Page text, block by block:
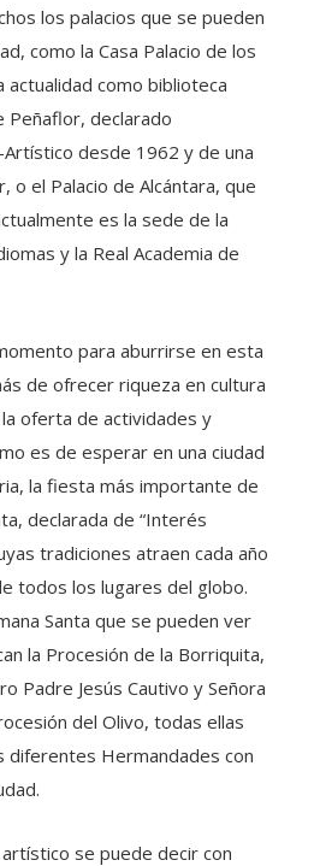
los palacios que se pueden
como la Casa Palacio de los
actualidad como biblioteca
Peñaflor, declarado
desde 1962 y de una
o el Palacio de Alcántara, que
es la sede de la
y la Real Academia de
para aburrirse en esta
de ofrecer riqueza en cultura
oferta de actividades y
es de esperar en una ciudad
la fiesta más importante de
declarada de “Interés
tradiciones atraen cada año
todos los lugares del globo.
Santa que se pueden ver
la Procesión de la Borriquita,
Padre Jesús Cautivo y Señora
del Olivo, todas ellas
diferentes Hermandades con
se puede decir con